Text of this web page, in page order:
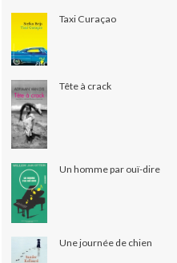
Taxi Curaçao
Tête à crack
Un homme par ouï-dire
Une journée de chien